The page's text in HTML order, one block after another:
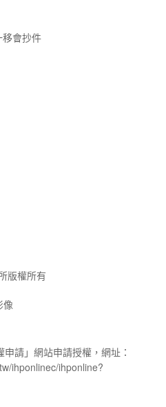
會抄件
版權所有
像
請」網站申請授權，網址：
ihponlinec/ihponline?